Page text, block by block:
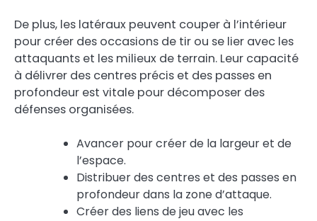
De plus, les latéraux peuvent couper à l’intérieur
pour créer des occasions de tir ou se lier avec les
attaquants et les milieux de terrain. Leur capacité
à délivrer des centres précis et des passes en
profondeur est vitale pour décomposer des
défenses organisées.
Avancer pour créer de la largeur et de
l’espace.
Distribuer des centres et des passes en
profondeur dans la zone d’attaque.
Créer des liens de jeu avec les